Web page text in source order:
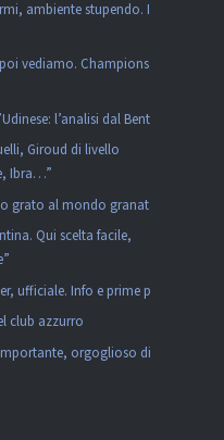
ambiente stupendo. Il
vediamo. Champions,
l’analisi dal Bentegodi
Giroud di livello
Ibra…”
grato al mondo granata
Qui scelta facile,
ufficiale. Info e prime parole
club azzurro
orgoglioso di